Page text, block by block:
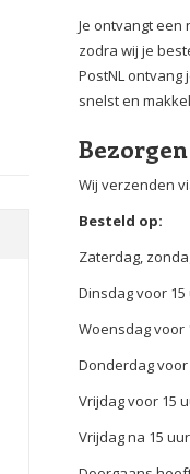
Je ontvangt
zodra wij je
PostNL ontvang
snelst en
Wij verzenden
Besteld op:
Zaterdag,
Dinsdag voor 15
Woensdag voor
Donderdag voor
Vrijdag voor 15
Vrijdag na 15 uur